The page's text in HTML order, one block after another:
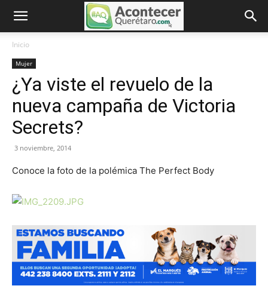
Inicio
Mujer
¿Ya viste el revuelo de la
nueva campaña de Victoria
Secrets?
3 noviembre, 2014
Conoce la foto de la polémica The Perfect Body